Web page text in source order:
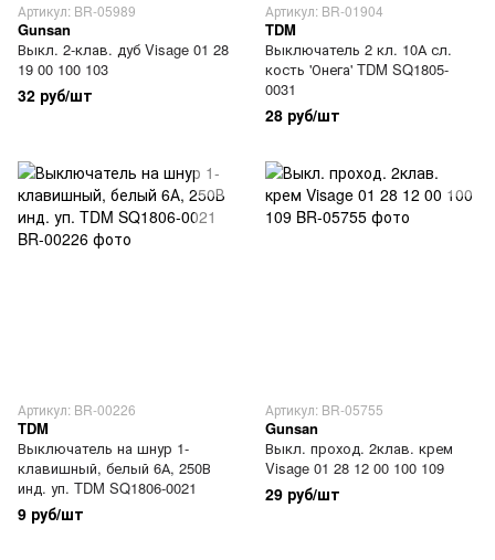
Артикул: BR-05989
Gunsan
Выкл. 2-клав. дуб Visage 01 28
19 00 100 103
32 руб/шт
Артикул: BR-01904
TDM
Выключатель 2 кл. 10А сл.
кость 'Онега' TDM SQ1805-
0031
28 руб/шт
Артикул: BR-00226
TDM
Выключатель на шнур 1-
клавишный, белый 6А, 250В
инд. уп. TDM SQ1806-0021
9 руб/шт
Артикул: BR-05755
Gunsan
Выкл. проход. 2клав. крем
Visage 01 28 12 00 100 109
29 руб/шт